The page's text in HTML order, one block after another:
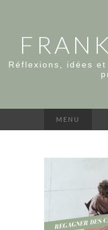
Réflexions, idées
MENU